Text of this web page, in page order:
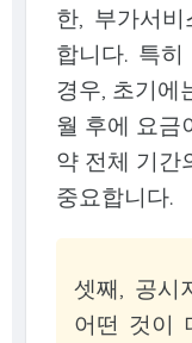
한, 부가서
합니다. 특
경우, 초기에
월 후에 요금
약 전체 기간
중요합니다.
셋째, 공시
어떤 것이